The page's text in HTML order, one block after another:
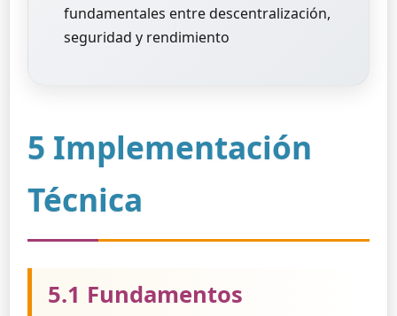
fundamentales entre descentralización,
seguridad y rendimiento
5 Implementación
Técnica
5.1 Fundamentos